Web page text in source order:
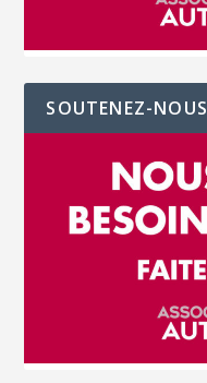
SOUTENEZ-NOUS